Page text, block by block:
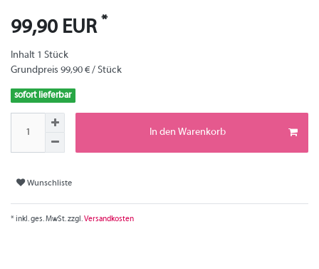
99,90 EUR *
Inhalt 1 Stück
Grundpreis 99,90 € / Stück
sofort lieferbar
In den Warenkorb
Wunschliste
* inkl. ges. MwSt. zzgl.Versandkosten